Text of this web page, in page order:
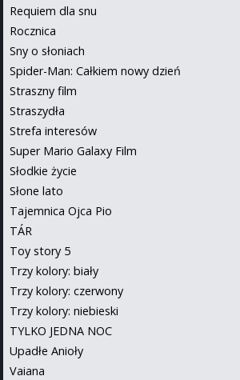
Requiem dla snu
Rocznica
Sny o słoniach
Spider-Man: Całkiem nowy dzień
Straszny film
Straszydła
Strefa interesów
Super Mario Galaxy Film
Słodkie życie
Słone lato
Tajemnica Ojca Pio
TÁR
Toy story 5
Trzy kolory: biały
Trzy kolory: czerwony
Trzy kolory: niebieski
TYLKO JEDNA NOC
Upadłe Anioły
Vaiana